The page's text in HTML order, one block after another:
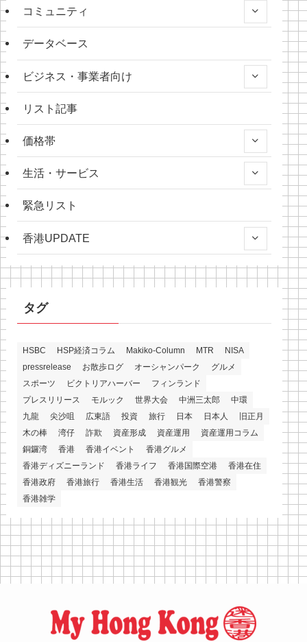
コミュニティ
データベース
ビジネス・事業者向け
リスト記事
価格帯
生活・サービス
緊急リスト
香港UPDATE
タグ
HSBC HSP経済コラム Makiko-Column MTR
NISA
pressrelease
お散歩ログ オーシャンパーク
グルメ
スポーツ
ビクトリアハーバー
フィンランド
プレスリリース
モルック 世界大会 中洲三太郎
中環
九龍
尖沙咀 広東語 投資 旅行 日本 日本人
旧正月
木の棒
湾仔 詐欺 資産形成 資産運用
資産運用コラム
銅鑼湾
香港 香港イベント
香港グルメ
香港ディズニーランド
香港ライフ 香港国際空港
香港在住
香港政府
香港旅行 香港生活 香港観光
香港警察
香港雑学